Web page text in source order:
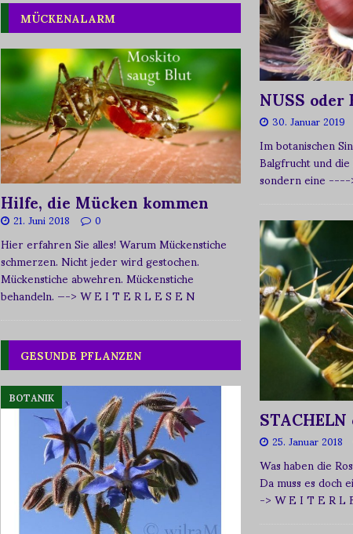
MÜCKENALARM
Hilfe, die Mücken kommen
21. Juni 2018 0
Hier erfahren Sie alles! Warum Mückenstiche
schmerzen. Nicht jeder wird gestochen.
Mückenstiche abwehren. Mückenstiche
behandeln.—-> W E I T E R L E S E N
GESUNDE PFLANZEN
BOTANIK
NUSS oder
30. Januar 2019
Im botanischen
Balgfrucht und
sondern eine----
25. Januar 2018
Was haben die
Da muss es doch
-> W E I T E R L